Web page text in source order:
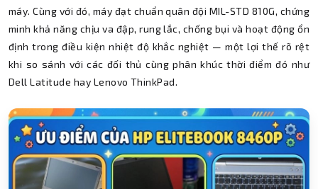
máy. Cùng với đó, máy đạt chuẩn quân đội MIL-STD 810G, chứng
minh khả năng chịu va đập, rung lắc, chống bụi và hoạt động ổn
định trong điều kiện nhiệt độ khắc nghiệt — một lợi thế rõ rệt
khi so sánh với các đối thủ cùng phân khúc thời điểm đó như
Dell Latitude hay Lenovo ThinkPad.